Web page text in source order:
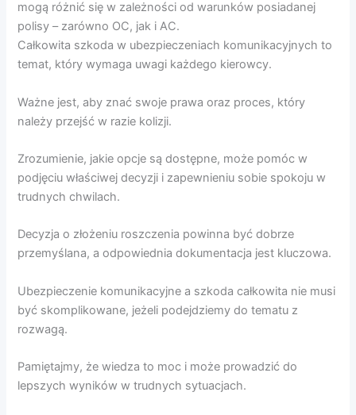
mogą różnić się w zależności od warunków posiadanej
polisy – zarówno OC, jak i AC.
Całkowita szkoda w ubezpieczeniach komunikacyjnych to
temat, który wymaga uwagi każdego kierowcy.
Ważne jest, aby znać swoje prawa oraz proces, który
należy przejść w razie kolizji.
Zrozumienie, jakie opcje są dostępne, może pomóc w
podjęciu właściwej decyzji i zapewnieniu sobie spokoju w
trudnych chwilach.
Decyzja o złożeniu roszczenia powinna być dobrze
przemyślana, a odpowiednia dokumentacja jest kluczowa.
Ubezpieczenie komunikacyjne a szkoda całkowita nie musi
być skomplikowane, jeżeli podejdziemy do tematu z
rozwagą.
Pamiętajmy, że wiedza to moc i może prowadzić do
lepszych wyników w trudnych sytuacjach.